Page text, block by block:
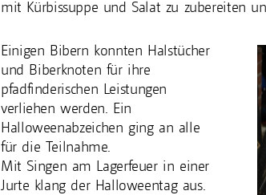
mit Kürbissuppe und Salat zu zubereiten
Einigen Bibern konnten Halstücher
und Biberknoten für ihre
pfadfinderischen Leistungen
verliehen werden. Ein
Halloweenabzeichen ging an alle
für die Teilnahme.
Mit Singen am Lagerfeuer in einer
Jurte klang der Halloweentag aus.